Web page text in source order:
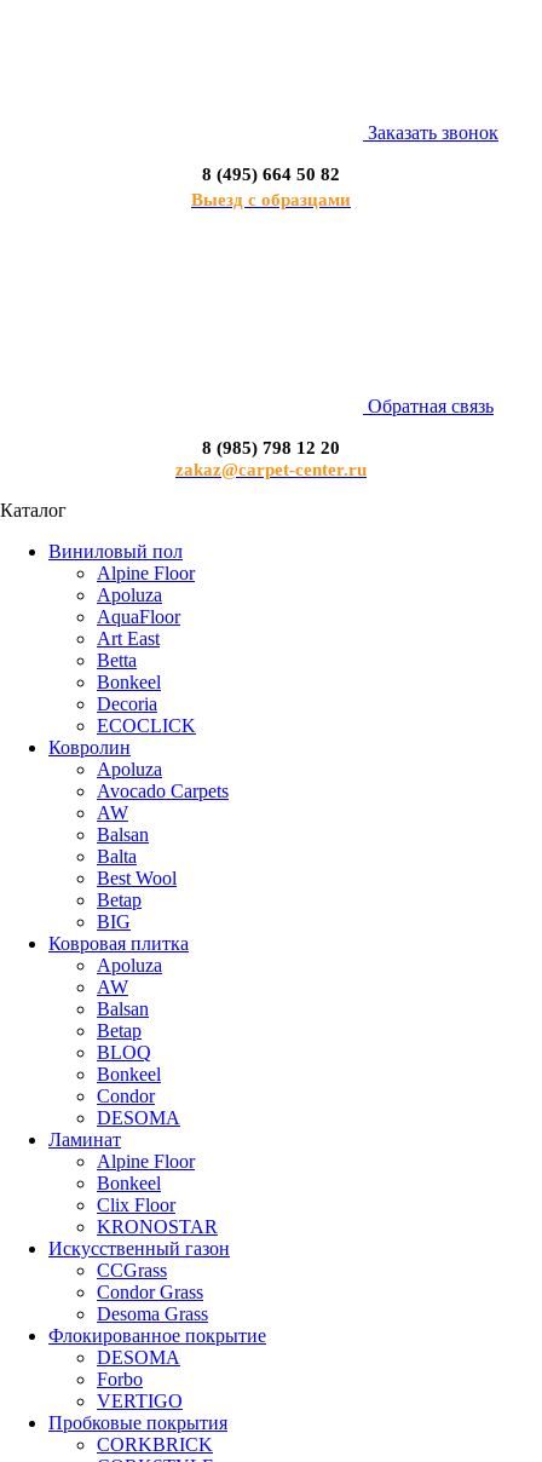
Заказать звонок
8 (495) 664 50 82
Выезд с образцами
Обратная связь
8 (985) 798 12 20
zakaz@carpet-center.ru
Каталог
Виниловый пол
Alpine Floor
Apoluza
AquaFloor
Art East
Betta
Bonkeel
Decoria
ECOCLICK
Ковролин
Apoluza
Avocado Carpets
AW
Balsan
Balta
Best Wool
Betap
BIG
Ковровая плитка
Apoluza
AW
Balsan
Betap
BLOQ
Bonkeel
Condor
DESOMA
Ламинат
Alpine Floor
Bonkeel
Clix Floor
KRONOSTAR
Искусственный газон
CCGrass
Condor Grass
Desoma Grass
Флокированное покрытие
DESOMA
Forbo
VERTIGO
Пробковые покрытия
CORKBRICK